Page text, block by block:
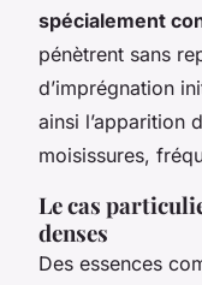
spécialement
pénètrent sans
d’imprégnation
ainsi l’apparition
moisissures,
Le cas
denses
Des essences